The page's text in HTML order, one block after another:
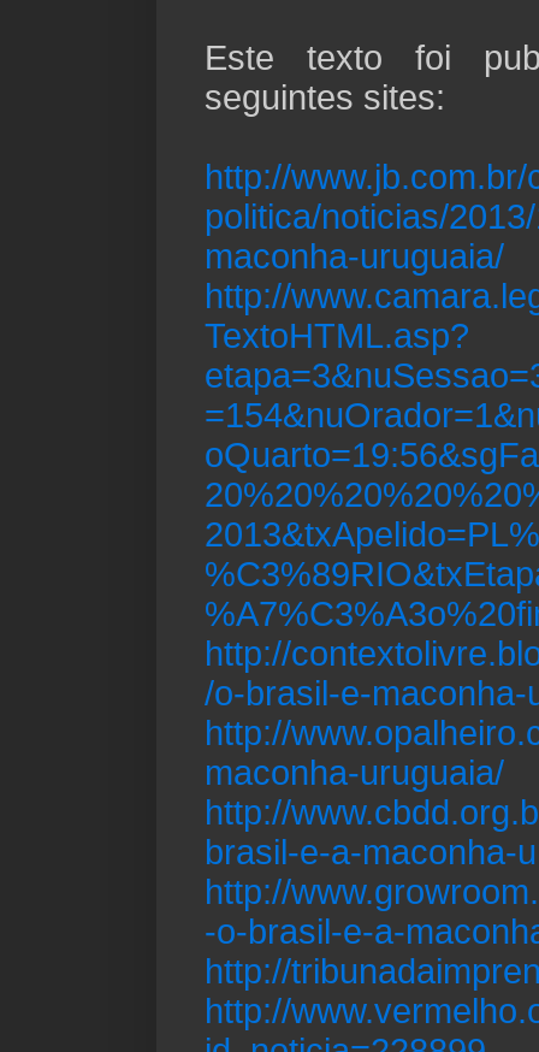
Este texto foi
seguintes sites:
http://
politica/noticias/
maconha-uruguaia/
http://
TextoHTML.asp?
http://
/o-brasil-e-maconha-
http://
maconha-uruguaia/
http://
brasil-e-a-maconha-
http://
-o-brasil-e-a-
http://
http://